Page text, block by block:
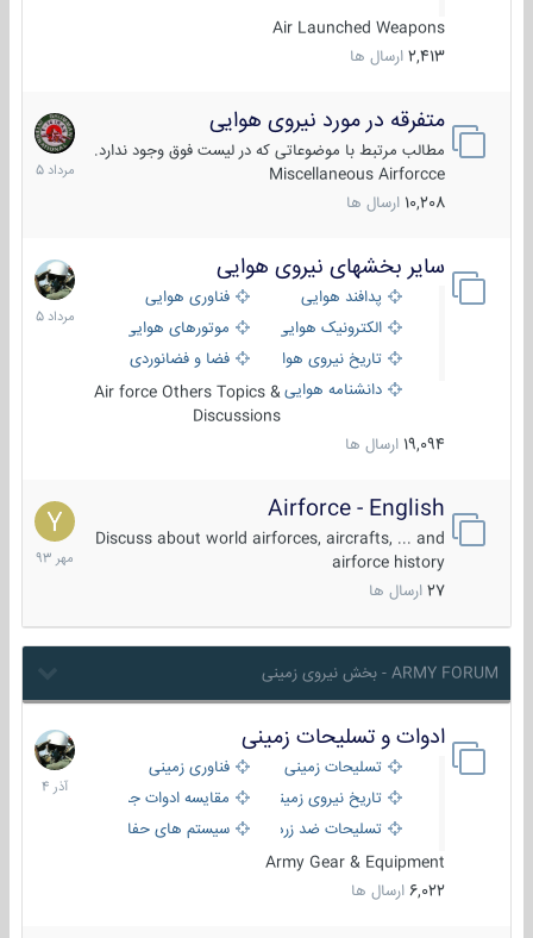
Air Launched Weapons
2,413 ارسال ها
متفرقه در مورد نیروی هوایی
مطالب مرتبط با موضوعاتی که در لیست فوق وجود ندارد.
Miscellaneous Airforcce
10,208 ارسال ها
7
مرداد
1405
سایر بخشهای نیروی هوایی
پدافند هوایی
فناوری هوایی
الکترونیک هوایی
موتورهای هوایی
تاریخ نیروی هوایی
فضا و فضانوردی
دانشنامه هواییAir force Others Topics &
Discussions
19,094 ارسال ها
2
مرداد
1405
Airforce - English
Discuss about world airforces, aircrafts, ... and
airforce history
27 ارسال ها
15
مهر
1393
ARMY FORUM - بخش نیروی زمینی
ادوات و تسلیحات زمینی
تسلیحات زمینی
فناوری زمینی
تاریخ نیروی زمینی
مقایسه ادوات جنگی
تسلیحات ضد زره
سیستم های حفاظت فعال
Army Gear & Equipment
6,022 ارسال ها
21
آذر
1404